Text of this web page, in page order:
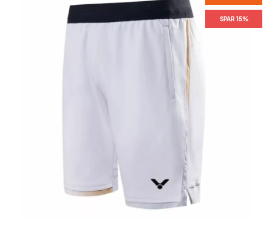
SPAR 15%
SPAR 15%
SPAR 15%